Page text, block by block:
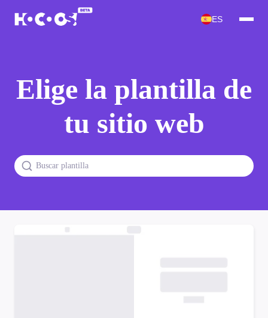
ES
Elige la plantilla de
tu sitio web